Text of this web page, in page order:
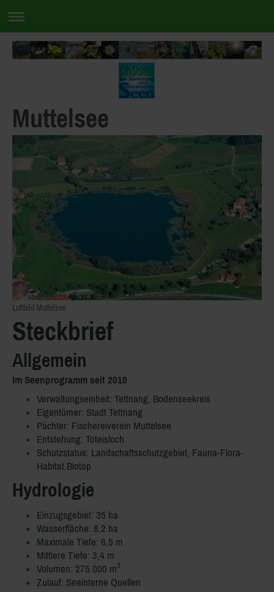
Muttelsee
Luftbild Muttelsee
Steckbrief
Allgemein
Im Seenprogramm seit 2010
Verwaltungseinheit: Tettnang, Bodenseekreis
Eigentümer: Stadt Tettnang
Pächter: Fischereiverein Muttelsee
Entstehung: Toteisloch
Schutzstatus: Landschaftsschutzgebiet, Fauna-Flora-
Habitat,Biotop
Hydrologie
Einzugsgebiet: 35 ha
Wasserfläche: 8,2 ha
Maximale Tiefe: 6,5 m
Mittlere Tiefe: 3,4 m
Volumen: 275.000 m3
Zulauf: Seeinterne Quellen